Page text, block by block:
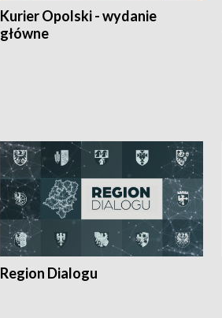
Kurier Opolski - wydanie
główne
Region Dialogu